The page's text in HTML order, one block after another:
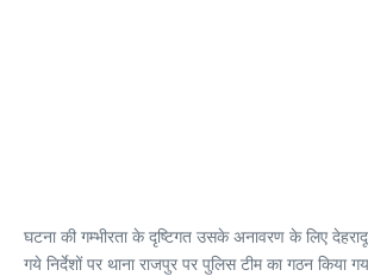
घटना की गम्भीरता के दृष्टिगत उसके अनावरण के लिए
गये निर्देशों पर थाना राजपुर पर पुलिस टीम का गठन किया